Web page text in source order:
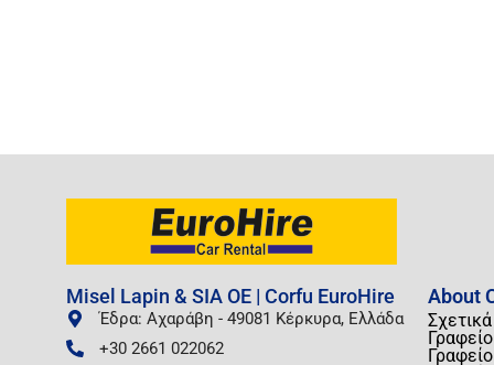
Misel Lapin & SIA OE | Corfu EuroHire
Έδρα: Αχαράβη - 49081 Κέρκυρα, Ελλάδα
+30 2661 022062
About